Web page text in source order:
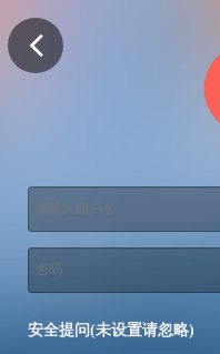
安全提问(未设置请忽略)